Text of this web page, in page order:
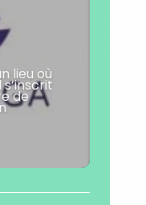
lieu où
de